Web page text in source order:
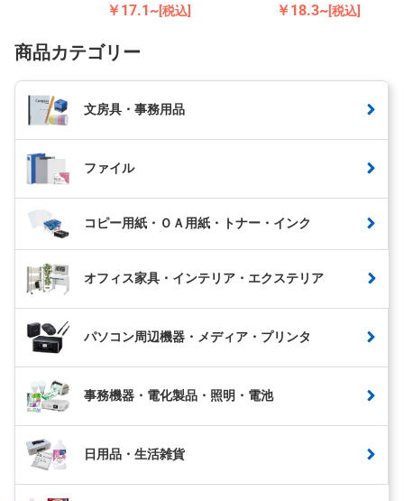
￥17.1~[税込] ￥18.3~[税込]
商品カテゴリー
文房具・事務用品
ファイル
コピー用紙・ＯＡ用紙・トナー・インク
オフィス家具・インテリア・エクステリア
パソコン周辺機器・メディア・プリンタ
事務機器・電化製品・照明・電池
日用品・生活雑貨